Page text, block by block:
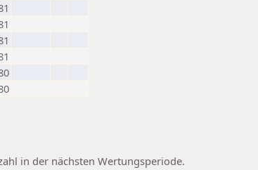
in der nächsten Wertungsperiode.